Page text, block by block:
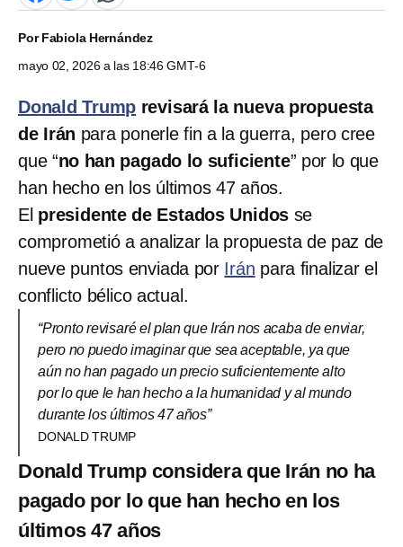
PorFabiola Hernández
mayo 02, 2026 a las 18:46 GMT-6
Donald Trump revisará la nueva propuesta
de Irán para ponerle fin a la guerra, pero cree
que “no han pagado lo suficiente” por lo que
han hecho en los últimos 47 años.
El presidente de Estados Unidos se
comprometió a analizar la propuesta de paz de
nueve puntos enviada por Irán para finalizar el
conflicto bélico actual.
“Pronto revisaré el plan que Irán nos acaba de enviar,
pero no puedo imaginar que sea aceptable, ya que
aún no han pagado un precio suficientemente alto
por lo que le han hecho a la humanidad y al mundo
durante los últimos 47 años”
DONALD TRUMP
Donald Trump considera que Irán no ha
pagado por lo que han hecho en los
últimos 47 años